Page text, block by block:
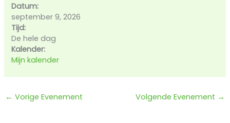
Datum:
september 9, 2026
Tijd:
De hele dag
Kalender:
Mijn kalender
← Vorige Evenement Volgende Evenement →